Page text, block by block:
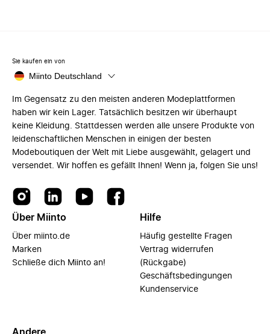
Sie kaufen ein von
Miinto Deutschland
Im Gegensatz zu den meisten anderen Modeplattformen
haben wir kein Lager. Tatsächlich besitzen wir überhaupt
keine Kleidung. Stattdessen werden alle unsere Produkte von
leidenschaftlichen Menschen in einigen der besten
Modeboutiquen der Welt mit Liebe ausgewählt, gelagert und
versendet. Wir hoffen es gefällt Ihnen! Wenn ja, folgen Sie uns!
Über Miinto
Über miinto.de
Marken
Schließe dich Miinto an!
Hilfe
Häufig gestellte Fragen
Vertrag widerrufen
(Rückgabe)
Geschäftsbedingungen
Kundenservice